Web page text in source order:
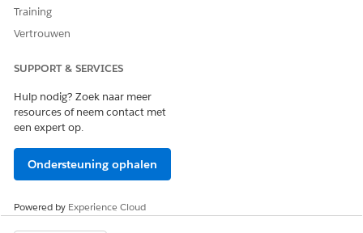
Training
Vertrouwen
SUPPORT & SERVICES
Hulp nodig? Zoek naar meer
resources of neem contact met
een expert op.
Ondersteuning ophalen
Powered by Experience Cloud